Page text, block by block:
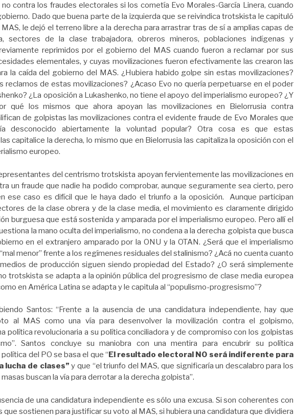
contra los fraudes electorales si los cometía Evo Morales-García Linera, cuando
Dado que buena parte de la izquierda que se reivindica trotskista le capituló
le dejó el terreno libre a la derecha para arrastrar tras de sí a amplias capas de
sectores de la clase trabajadora, obreros mineros, poblaciones indígenas y
reprimidos por el gobierno del MAS cuando fueron a reclamar por sus
elementales, y cuyas movilizaciones fueron efectivamente las crearon las
la caída del gobierno del MAS. ¿Hubiera habido golpe sin estas movilizaciones?
reclamos de estas movilizaciones? ¿Acaso Evo no quería perpetuarse en el poder
¿La oposición a Lukashenko, no tiene el apoyo del imperialismo europeo? ¿Y
qué los mismos que ahora apoyan las movilizaciones en Bielorrusia contra
de golpistas las movilizaciones contra el evidente fraude de Evo Morales que
desconocido abiertamente la voluntad popular? Otra cosa es que estas
capitalice la derecha, lo mismo que en Bielorrusia las capitaliza la oposición con el
europeo.
del centrismo trotskista apoyan fervientemente las movilizaciones en
un fraude que nadie ha podido comprobar, aunque seguramente sea cierto, pero
ese caso es difícil que le haya dado el triunfo a la oposición. Aunque participan
de la clase obrera y de la clase media, el movimiento es claramente dirigido
burguesa que está sostenida y amparada por el imperialismo europeo. Pero allí el
la mano oculta del imperialismo, no condena a la derecha golpista que busca
en el extranjero amparado por la ONU y la OTAN. ¿Será que el imperialismo
menor” frente a los regímenes residuales del stalinismo? ¿Acá no cuenta cuanto
de producción siguen siendo propiedad del Estado? ¿O será simplemente
trotskista se adapta a la opinión pública del progresismo de clase media europea
en América Latina se adapta y le capitula al “populismo-progresismo”?
Santos: “Frente a la ausencia de una candidatura independiente, hay que
al MAS como una vía para desenvolver la movilización contra el golpismo,
política revolucionaria a su política conciliadora y de compromiso con los golpistas
Santos concluye su maniobra con una mentira para encubrir su política
del PO se basa el que “El resultado electoral NO será indiferente para
lucha de clases” y que “el triunfo del MAS, que significaría un descalabro para los
buscan la vía para derrotar a la derecha golpista”.
de una candidatura independiente es sólo una excusa. Si son coherentes con
sostienen para justificar su voto al MAS, si hubiera una candidatura que dividiera